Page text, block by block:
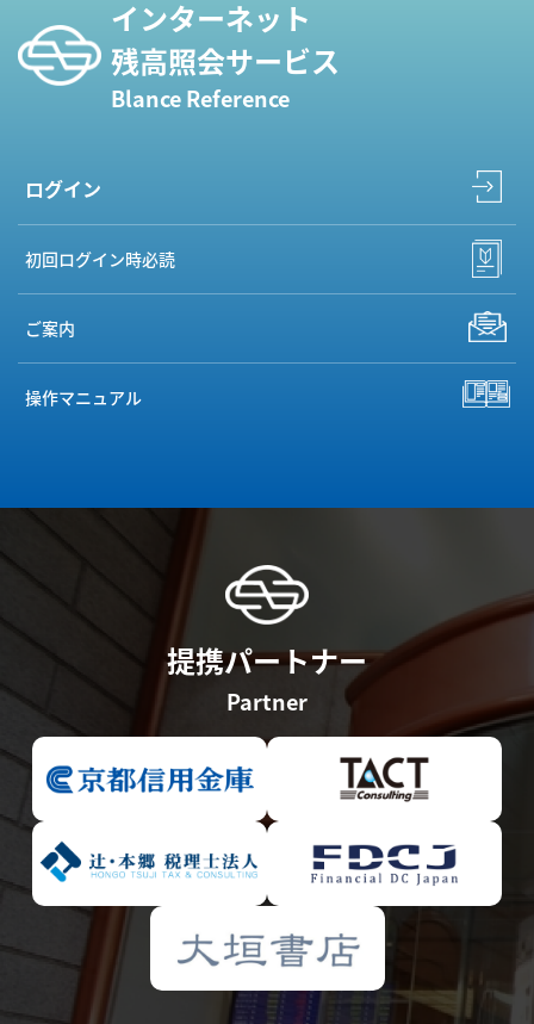
インターネット
残高照会サービス
Blance Reference
ログイン
初回ログイン時必読
ご案内
操作マニュアル
提携パートナー
Partner